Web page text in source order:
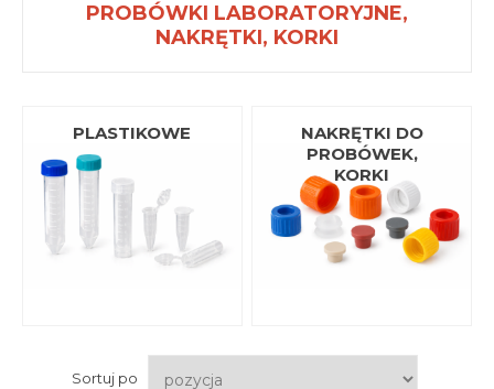
PROBÓWKI LABORATORYJNE,
NAKRĘTKI, KORKI
PLASTIKOWE
NAKRĘTKI DO
PROBÓWEK,
KORKI
Sortuj po